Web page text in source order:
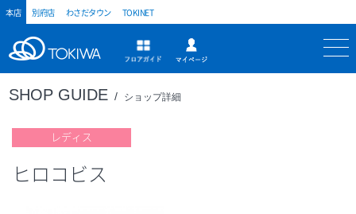
本店 別府店 わさだタウン TOKINET
トキハ フロアガイド
SHOP GUIDE ショップ詳細
ヒロコビス
レディス